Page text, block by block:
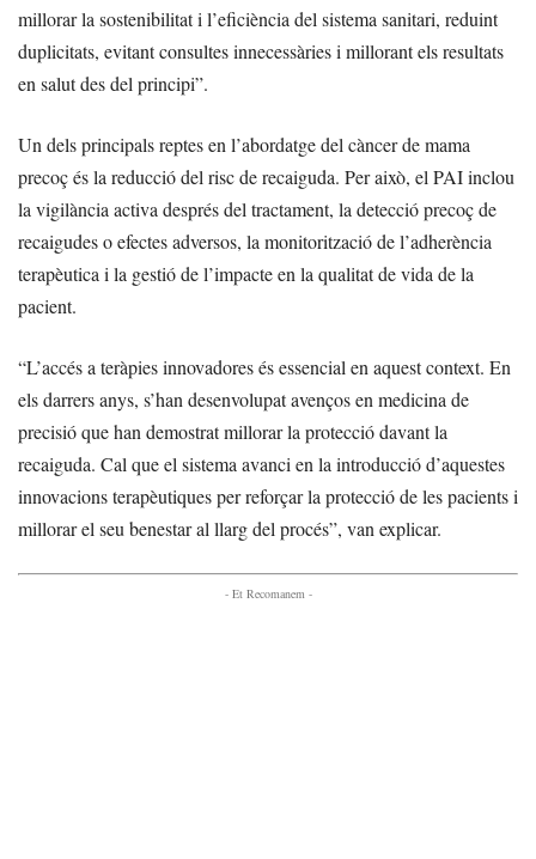
millorar la sostenibilitat i l’eficiència del sistema sanitari, reduint
duplicitats, evitant consultes innecessàries i millorant els resultats
en salut des del principi”.
Un dels principals reptes en l’abordatge del càncer de mama
precoç és la reducció del risc de recaiguda. Per això, el PAI inclou
la vigilància activa després del tractament, la detecció precoç de
recaigudes o efectes adversos, la monitorització de l’adherència
terapèutica i la gestió de l’impacte en la qualitat de vida de la
pacient.
“L’accés a teràpies innovadores és essencial en aquest context. En
els darrers anys, s’han desenvolupat avenços en medicina de
precisió que han demostrat millorar la protecció davant la
recaiguda. Cal que el sistema avanci en la introducció d’aquestes
innovacions terapèutiques per reforçar la protecció de les pacients i
millorar el seu benestar al llarg del procés”, van explicar.
- Et Recomanem -